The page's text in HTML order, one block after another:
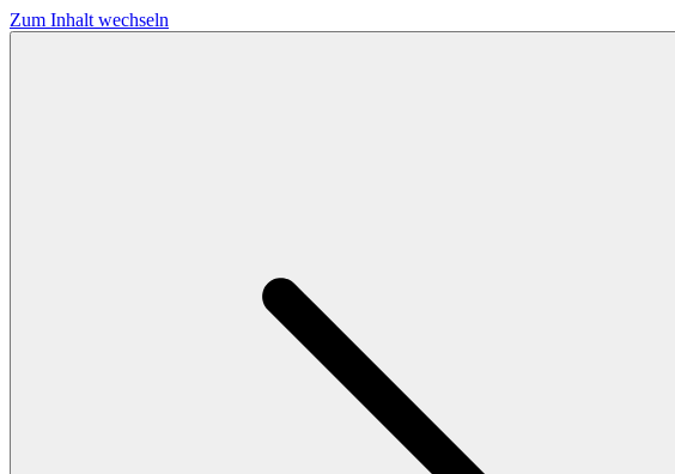
Zum Inhalt wechseln